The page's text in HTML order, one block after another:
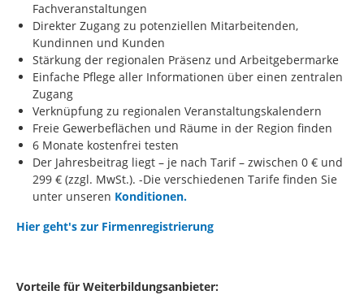
Fachveranstaltungen
Direkter Zugang zu potenziellen Mitarbeitenden,
Kundinnen und Kunden
Stärkung der regionalen Präsenz und Arbeitgebermarke
Einfache Pflege aller Informationen über einen zentralen
Zugang
Verknüpfung zu regionalen Veranstaltungskalendern
Freie Gewerbeflächen und Räume in der Region finden
6 Monate kostenfrei testen
Der Jahresbeitrag liegt – je nach Tarif – zwischen 0 € und
299 € (zzgl. MwSt.). -Die verschiedenen Tarife finden Sie
unter unseren Konditionen.
Hier geht's zur Firmenregistrierung
Vorteile für Weiterbildungsanbieter: